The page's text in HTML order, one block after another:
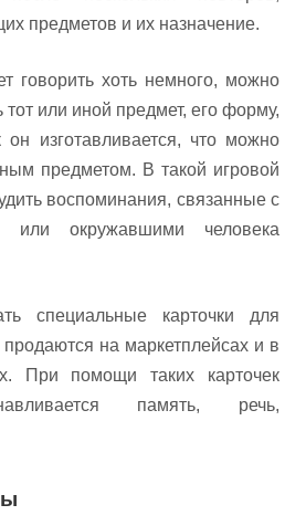
предметов и их назначение.
говорить хоть немного, можно
тот или иной предмет, его форму,
он изготавливается, что можно
предметом. В такой игровой
воспоминания, связанные с
окружавшими человека
специальные карточки для
на маркетплейсах и в
При помощи таких карточек
память, речь,